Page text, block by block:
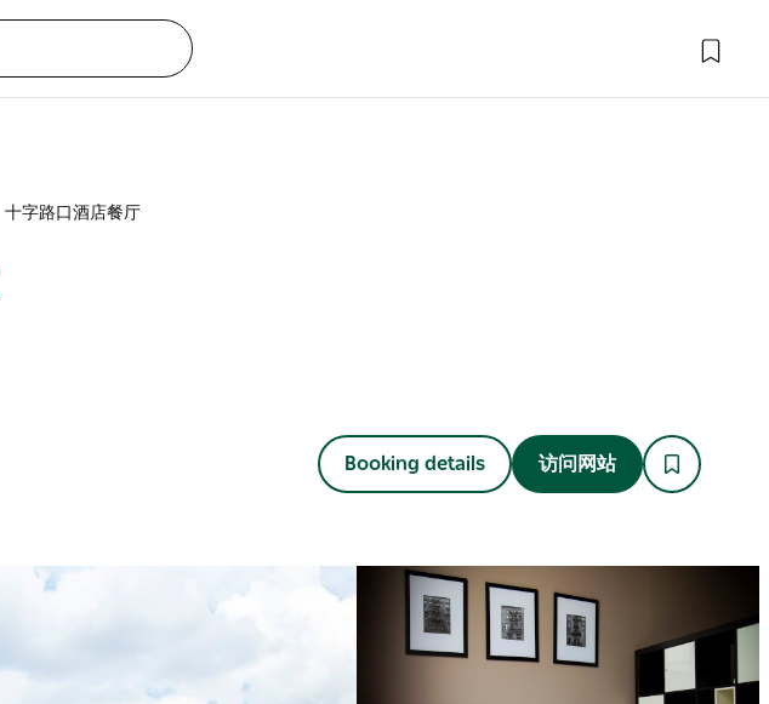
十字路口酒店餐厅
Booking details 访问网站